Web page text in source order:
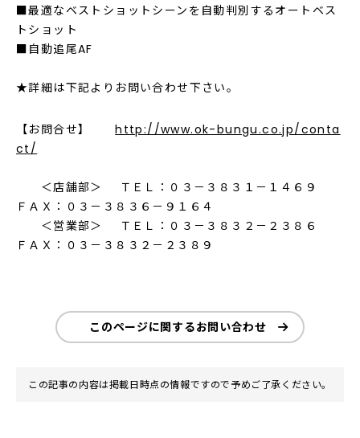
■最適なベストショットシーンを自動判別するオートベス
トショット
■自動追尾AF
★詳細は下記よりお問い合わせ下さい。
【お問合せ】http://www.ok-bungu.co.jp/conta
ct/
＜店舗部＞ ＴＥＬ：０３－３８３１－１４６９
ＦＡＸ：０３－３８３６－９１６４
＜営業部＞ ＴＥＬ：０３－３８３２－２３８６
ＦＡＸ：０３－３８３２－２３８９
このページに関するお問い合わせ
この記事の内容は掲載日時点の情報ですので予めご了承ください。